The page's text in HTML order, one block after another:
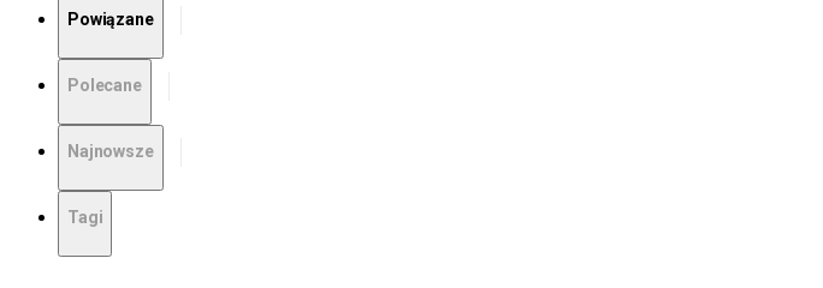
Powiązane
Polecane
Najnowsze
Tagi